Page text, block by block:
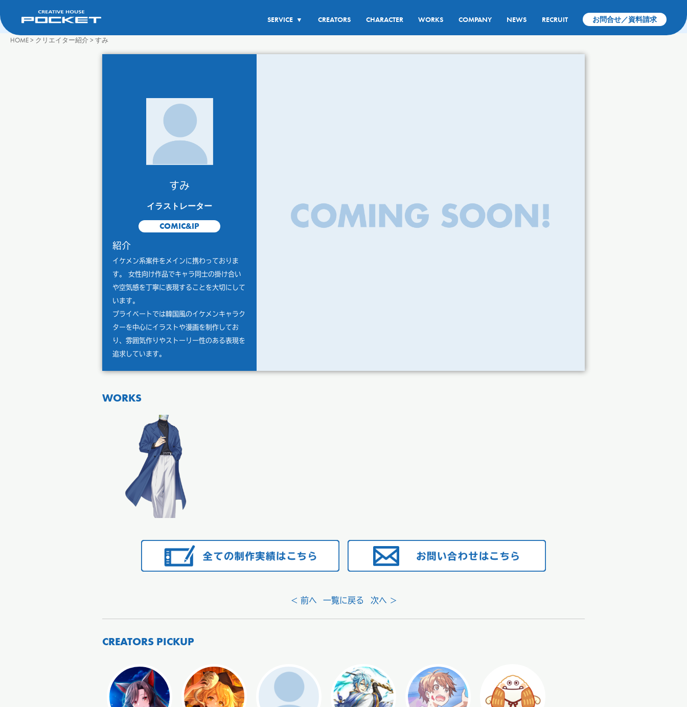
SERVICE ▼ CREATORS CHARACTER WORKS COMPANY NEWS RECRUIT お問合せ／資料請求
HOME> クリエイター紹介 >すみ
すみ
イラストレーター
COMIC&IP
紹介
イケメン系案件をメインに携わっておりま
す。 女性向け作品でキャラ同士の掛け合い
や空気感を丁寧に表現することを大切にして
います。
プライベートでは韓国風のイケメンキャラク
ターを中心にイラストや漫画を制作してお
り、雰囲気作りやストーリー性のある表現を
追求しています。
WORKS
< 前へ 一覧に戻る 次へ >
CREATORS PICKUP